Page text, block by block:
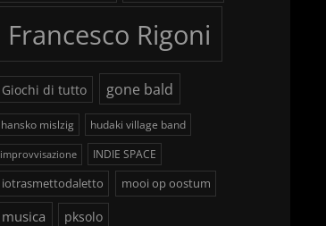
Francesco Rigoni
Giochi di tutto gone bald
hansko mislzig hudaki village band
improvvisazione INDIE SPACE
iotrasmettodaletto mooi op oostum
musica pksolo